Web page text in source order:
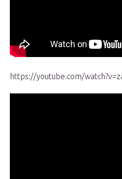
https://youtube.com/